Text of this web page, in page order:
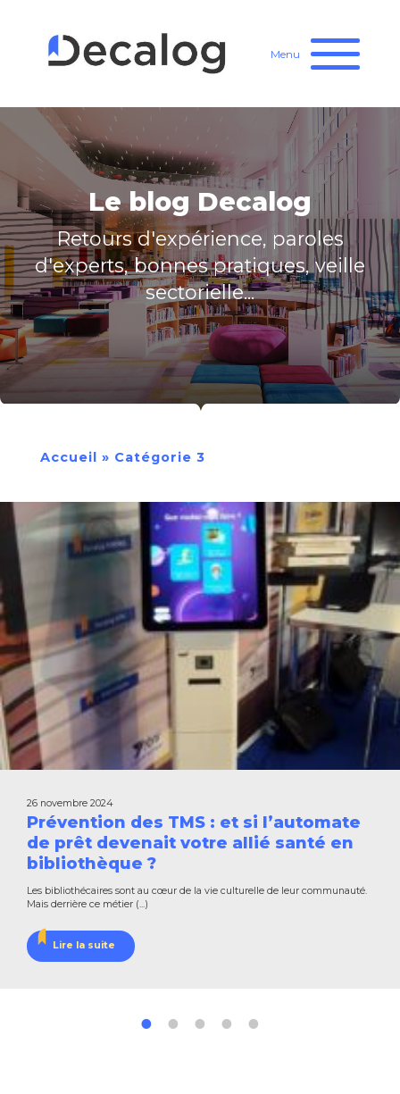
Menu
Le blog Decalog
Retours d'expérience, paroles
d'experts, bonnes pratiques, veille
sectorielle...
Accueil » Catégorie 3
26 novembre 2024
Prévention des TMS : et si l’automate
de prêt devenait votre allié santé en
bibliothèque ?
Les bibliothécaires sont au cœur de la vie culturelle de leur communauté.
Mais derrière ce métier (...)
Lire la suite